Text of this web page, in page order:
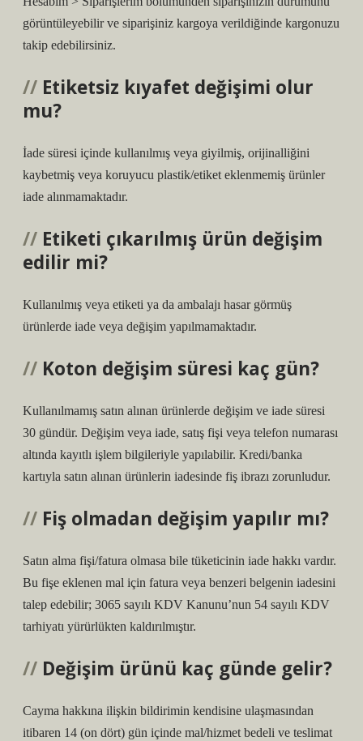
görüntüleyebilir ve siparişiniz kargoya verildiğinde kargonuzu
takip edebilirsiniz.
Etiketsiz kıyafet değişimi olur
mu?
İade süresi içinde kullanılmış veya giyilmiş, orijinalliğini
kaybetmiş veya koruyucu plastik/etiket eklenmemiş ürünler
iade alınmamaktadır.
Etiketi çıkarılmış ürün değişim
edilir mi?
Kullanılmış veya etiketi ya da ambalajı hasar görmüş
ürünlerde iade veya değişim yapılmamaktadır.
Koton değişim süresi kaç gün?
Kullanılmamış satın alınan ürünlerde değişim ve iade süresi
30 gündür. Değişim veya iade, satış fişi veya telefon numarası
altında kayıtlı işlem bilgileriyle yapılabilir. Kredi/banka
kartıyla satın alınan ürünlerin iadesinde fiş ibrazı zorunludur.
Fiş olmadan değişim yapılır mı?
Satın alma fişi/fatura olmasa bile tüketicinin iade hakkı vardır.
Bu fişe eklenen mal için fatura veya benzeri belgenin iadesini
talep edebilir; 3065 sayılı KDV Kanunu’nun 54 sayılı KDV
tarhiyatı yürürlükten kaldırılmıştır.
Değişim ürünü kaç günde gelir?
Cayma hakkına ilişkin bildirimin kendisine ulaşmasından
itibaren 14 (on dört) gün içinde mal/hizmet bedeli ve teslimat